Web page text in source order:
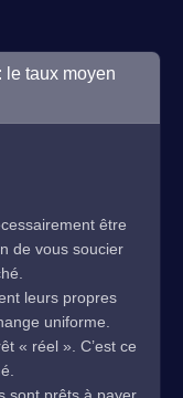
le taux moyen
être
de vous soucier
leurs propres
uniforme.
« réel ». C’est ce